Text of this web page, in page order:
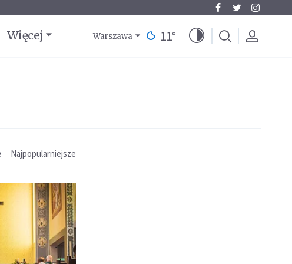
Więcej Warszawa 11°
Najpopularniejsze